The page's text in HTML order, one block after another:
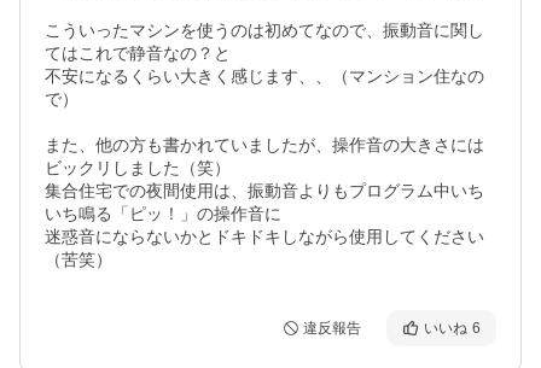
こういったマシンを使うのは初めてなので、振動音に関し
てはこれで静音なの？と
不安になるくらい大きく感じます、、（マンション住なの
で）
また、他の方も書かれていましたが、操作音の大きさには
ビックリしました（笑）
集合住宅での夜間使用は、振動音よりもプログラム中いち
いち鳴る「ピッ！」の操作音に
迷惑音にならないかとドキドキしながら使用してください
（苦笑）
違反報告 いいね 6